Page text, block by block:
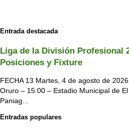
Entrada destacada
Liga de la División Profesional
Posiciones y Fixture
FECHA 13 Martes, 4 de agosto de
Oruro – 15:00 – Estadio Municipal de
Paniag...
Entradas populares